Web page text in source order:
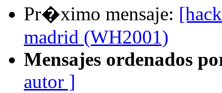
Pr�ximo mensaje:
madrid (WH2001)
Mensajes ordenados
autor ]